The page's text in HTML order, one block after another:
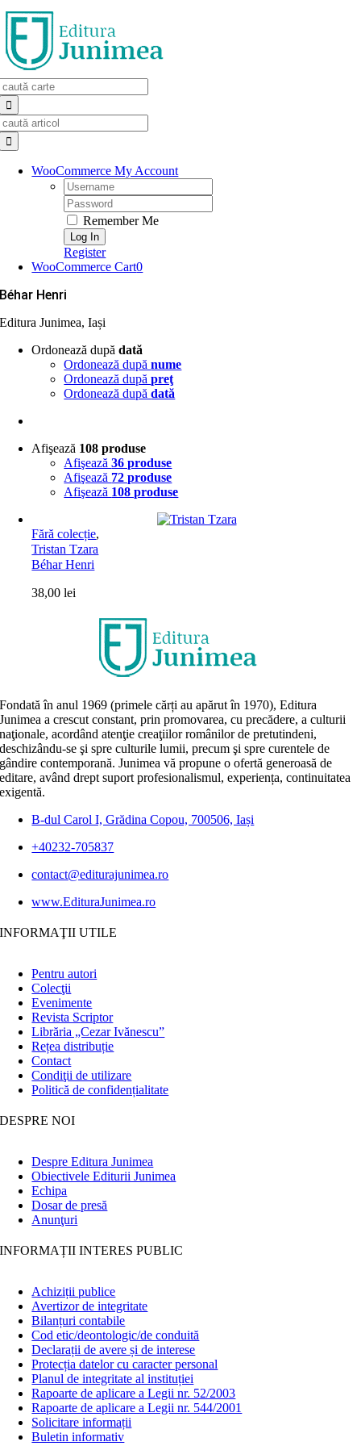
Skip
to
content
WooCommerce My Account
Username:
Password:
Remember Me
Register
WooCommerce Cart0
Béhar Henri
Editura Junimea, Iași
Ordonează dupădată
Ordonează dupănume
Ordonează dupăpreţ
Ordonează dupădată
Afişează 108 produse
Afişează36 produse
Afişează 72 produse
Afişează 108 produse
Fără colecție,
Tristan Tzara
Béhar Henri
38,00lei
Fondată în anul 1969 (primele cărți au apărut în 1970), Editura
Junimea a crescut constant, prin promovarea, cu precădere, a culturii
naţionale, acordând atenţie creaţiilor românilor de pretutindeni,
deschizându-se şi spre culturile lumii, precum şi spre curentele de
gândire contemporană. Junimea vă propune o ofertă generoasă de
editare, având drept suport profesionalismul, experiența, continuitatea
exigentă.
B-dul Carol I, Grădina Copou, 700506, Iași
+40232-705837
contact@editurajunimea.ro
www.EdituraJunimea.ro
INFORMAŢII UTILE
Pentru autori
Colecţii
Evenimente
Revista Scriptor
Librăria „Cezar Ivănescu”
Rețea distribuție
Contact
Condiţii de utilizare
Politică de confidențialitate
DESPRE NOI
Despre Editura Junimea
Obiectivele Editurii Junimea
Echipa
Dosar de presă
Anunţuri
INFORMAȚII INTERES PUBLIC
Achiziții publice
Avertizor de integritate
Bilanțuri contabile
Cod etic/deontologic/de conduită
Declarații de avere și de interese
Protecția datelor cu caracter personal
Planul de integritate al instituției
Rapoarte de aplicare a Legii nr. 52/2003
Rapoarte de aplicare a Legii nr. 544/2001
Solicitare informații
Buletin informativ